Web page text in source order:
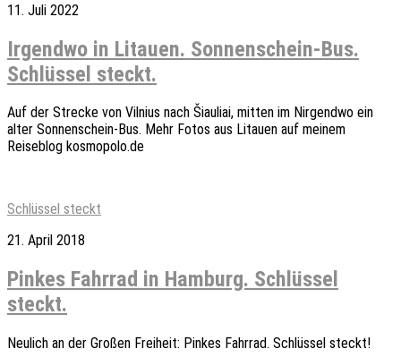
11. Juli 2022
Irgendwo in Litauen. Sonnenschein-Bus.
Schlüssel steckt.
Auf der Strecke von Vilnius nach Šiauliai, mitten im Nirgendwo ein
alter Sonnenschein-Bus. Mehr Fotos aus Litauen auf meinem
Reiseblog kosmopolo.de
Schlüssel steckt
21. April 2018
Pinkes Fahrrad in Hamburg. Schlüssel
steckt.
Neulich an der Großen Freiheit: Pinkes Fahrrad. Schlüssel steckt!